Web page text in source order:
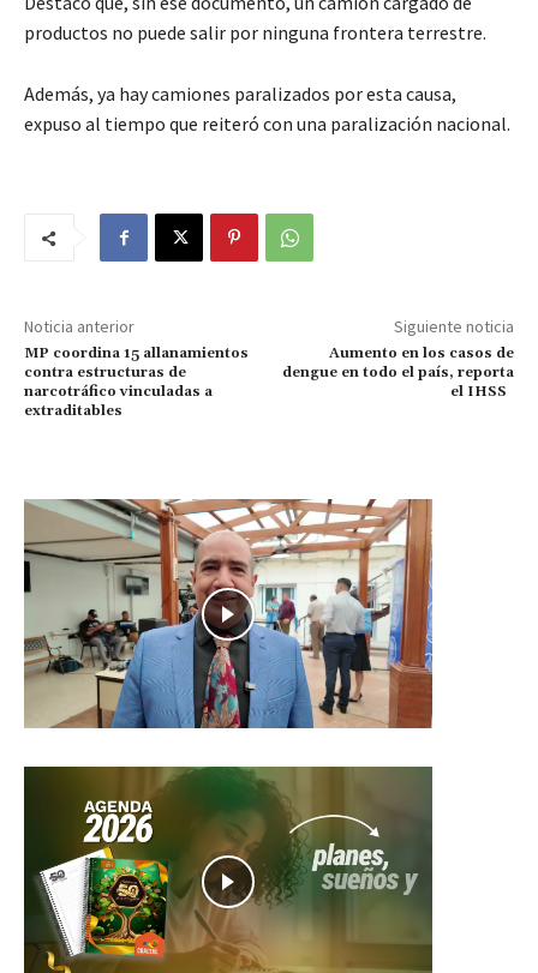
productos no puede salir por ninguna frontera terrestre.
Además, ya hay camiones paralizados por esta causa,
expuso al tiempo que reiteró con una paralización nacional.
Noticia anterior
MP coordina 15 allanamientos
contra estructuras de
narcotráfico vinculadas a
extraditables
Siguiente noticia
Aumento en los casos de
dengue en todo el país, reporta
el IHSS